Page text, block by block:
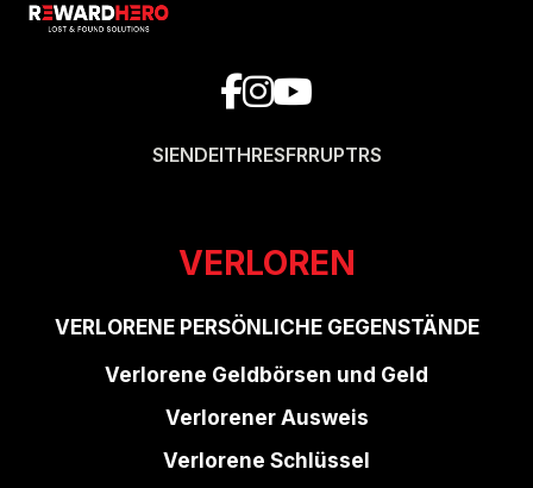
SIENDEITHRESFRRUPTRS
VERLOREN
VERLORENE PERSÖNLICHE GEGENSTÄNDE
Verlorene Geldbörsen und Geld
Verlorener Ausweis
Verlorene Schlüssel